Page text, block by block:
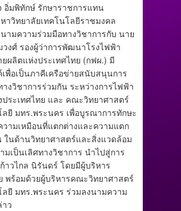
อิ่มพิทักษ์ รักษาราชการแทน
าวิทยาลัยเทคโนโลยีราชมงคล
ามความร่วมมือทางวิชาการกับ นาย
งศ์ รองผู้ว่าการพัฒนาโรงไฟฟ้า
ผลิตแห่งประเทศไทย (กฟผ.) มี
พื่อเป็นภาคีเครือข่ายสนับสนุนการ
งวิชาการร่วมกัน ระหว่างการไฟฟ้า
ประเทศไทย และ คณะวิทยาศาสตร์
ลยี มทร.พระนคร เพื่อบูรณาการทักษะ
ามเหมือนที่แตกต่างและความแตก
ในด้านวิทยาศาสตร์และสิ่งแวดล้อม
มเป็นเลิศทางวิชาการ นำไปสู่การ
าวไกล นิรันดร์ โดยมีผู้บริหาร
พร้อมด้วยผู้บริหารคณะวิทยาศาสตร์
ลยี มทร.พระนคร ร่วมลงนามความ
ว